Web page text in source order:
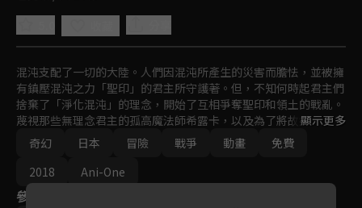
混沌支配了一切的大陸。人們因混沌所產生的災害而膽怯，並被擁
有鎮壓混沌之力「聖印」的君主所守護著。但，不知何時起君主們
捨棄了「淨化混沌」的理念，開始了互相爭奪聖印和領土的戰亂。
蔑視那些無理念君主的孤高魔法師希露卡，以及為了將故鄉從苛政
中解放而持續修煉之旅的流浪騎士提歐。
「我與騎士提歐的聖印立下契約，並宣誓永遠的忠誠」兩人交換的
主從之誓，會為混沌與戰亂的大陸帶來變革之風嗎！？圍繞秩序的
結晶「皇帝聖印」展開的戰記幻想劇，現在啟動！
顯示更多
奇幻
日本 冒險 戰爭 動畫
免費
2018
Ani-One
參與演員